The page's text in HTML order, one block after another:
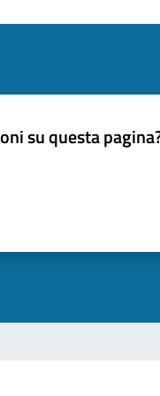
su questa